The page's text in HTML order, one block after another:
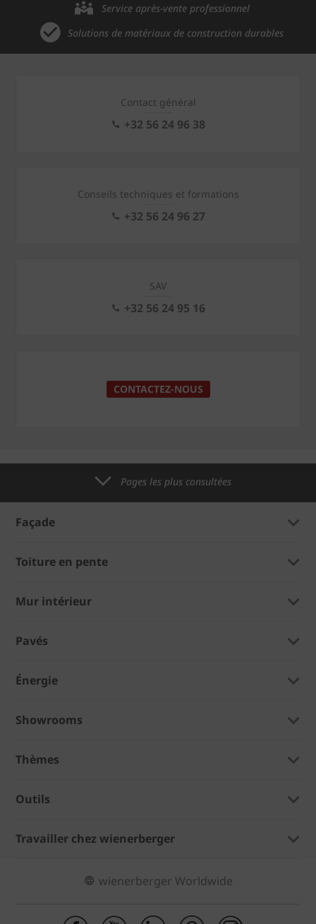
Service après-vente professionnel
Solutions de matériaux de construction durables
Contact général
+32 56 24 96 38
Conseils techniques et formations
+32 56 24 96 27
SAV
+32 56 24 95 16
CONTACTEZ-NOUS
Pages les plus consultées
Façade
Toiture en pente
Mur intérieur
Pavés
Énergie
Showrooms
Thèmes
Outils
Travailler chez wienerberger
wienerberger Worldwide